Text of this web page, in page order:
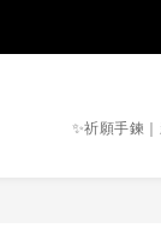
✨祈願手鍊